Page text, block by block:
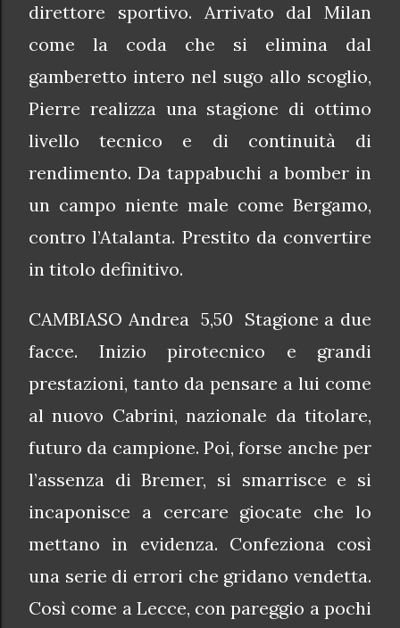
direttore sportivo. Arrivato dal Milan
come la coda che si elimina dal
gamberetto intero nel sugo allo scoglio,
Pierre realizza una stagione di ottimo
livello tecnico e di continuità di
rendimento. Da tappabuchi a bomber in
un campo niente male come Bergamo,
contro l’Atalanta. Prestito da convertire
in titolo definitivo.
CAMBIASO Andrea 5,50 Stagione a due
facce. Inizio pirotecnico e grandi
prestazioni, tanto da pensare a lui come
al nuovo Cabrini, nazionale da titolare,
futuro da campione. Poi, forse anche per
l’assenza di Bremer, si smarrisce e si
incaponisce a cercare giocate che lo
mettano in evidenza. Confeziona così
una serie di errori che gridano vendetta.
Così come a Lecce, con pareggio a pochi